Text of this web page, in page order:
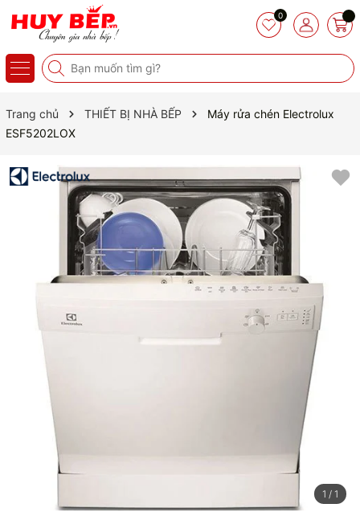
0
Trang chủ THIẾT BỊ NHÀ BẾP
Máy rửa chén Electrolux
ESF5202LOX
1 / 1